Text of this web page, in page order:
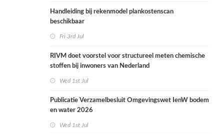
Handleiding bij rekenmodel plankostenscan
beschikbaar
Fri 3rd Jul
RIVM doet voorstel voor structureel meten chemische
stoffen bij inwoners van Nederland
Wed 1st Jul
Publicatie Verzamelbesluit Omgevingswet IenW bodem
en water 2026
Wed 1st Jul